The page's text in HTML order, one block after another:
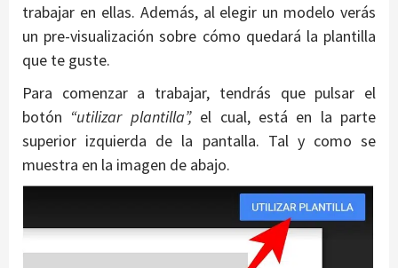
trabajar en ellas. Además, al elegir un modelo verás
un pre-visualización sobre cómo quedará la plantilla
que te guste.
Para comenzar a trabajar, tendrás que pulsar el
botón “utilizar plantilla”,el cual, está en la parte
superior izquierda de la pantalla. Tal y como se
muestra en la imagen de abajo.